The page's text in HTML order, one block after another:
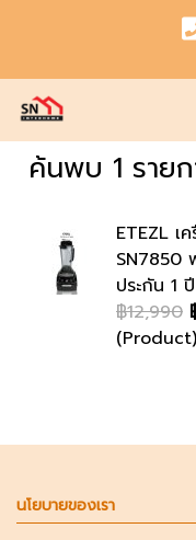
ค้นพบ 1 ราย
ETEZL เ
SN7850
ประกัน 1 ปี
฿12,990
(Product)
นโยบายของเรา